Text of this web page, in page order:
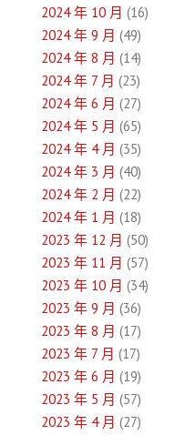
2024 年 10 月 (16)
2024 年 9 月 (49)
2024 年 8 月 (14)
2024 年 7 月 (23)
2024 年 6 月 (27)
2024 年 5 月 (65)
2024 年 4 月 (35)
2024 年 3 月 (40)
2024 年 2 月 (22)
2024 年 1 月 (18)
2023 年 12 月 (50)
2023 年 11 月 (57)
2023 年 10 月 (34)
2023 年 9 月 (36)
2023 年 8 月 (17)
2023 年 7 月 (17)
2023 年 6 月 (19)
2023 年 5 月 (57)
2023 年 4 月 (27)